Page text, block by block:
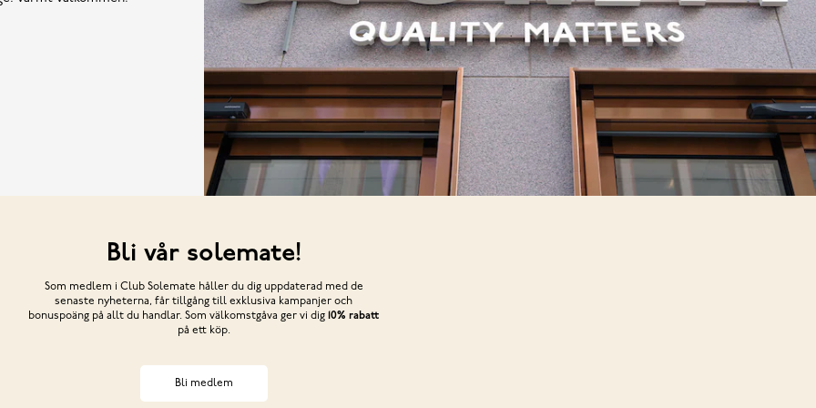
Bli vår solemate!
Som medlem i Club Solemate håller du dig uppdaterad med de
senaste nyheterna, får tillgång till exklusiva kampanjer och
bonuspoäng på allt du handlar. Som välkomstgåva ger vi dig 10% rabatt
på ett köp.
Bli medlem